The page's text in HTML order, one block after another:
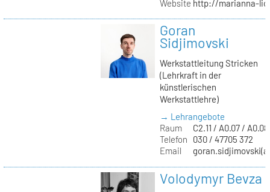
Website http://marianna-
Goran
Sidjimovski
Werkstattleitung Stricken
(Lehrkraft in der
künstlerischen
Werkstattlehre)
→ Lehrangebote
Raum
C2.11 / A0.07 / A0.08
Telefon
030 / 47705 372
Email
Volodymyr Bevza